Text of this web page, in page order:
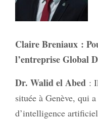
Claire Breniaux :
l’entreprise Global
Dr. Walid el Abed :
située à Genève, qui
d’intelligence